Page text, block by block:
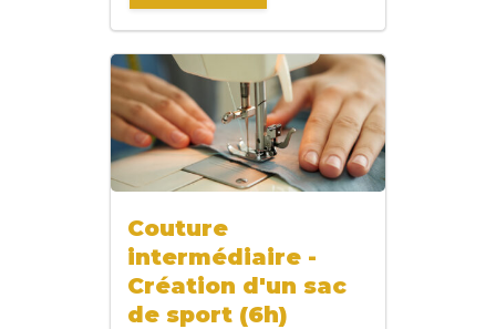
Couture
intermédiaire -
Création d'un sac
de sport (6h)